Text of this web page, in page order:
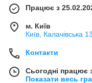
Працює з
м. Київ
Київ, Калачівська
Контакти
Сьогодні працює
Показати весь